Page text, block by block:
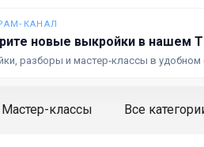
новые выкройки в нашем
разборы и мастер‑классы в
Мастер-классы Все